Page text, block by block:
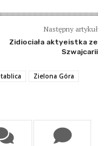
Następny artykuł
Zidiociała aktyeistka ze
Szwajcarii
tablica
Zielona Góra